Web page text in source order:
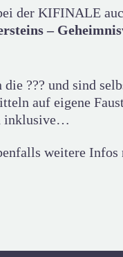
der KIFINALE
–
??? und sind
auf eigene
inklusive…
weitere Infos